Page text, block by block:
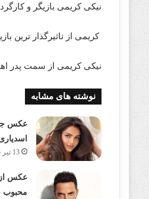
نیکی کریمی بازیگر و کارگردان ایرانی متولد
کریمی از تاثیرگذار ترین بازیگران پس از انقلاب 1357
نیکی کریمی از سمت پدر
نوشته های مشابه
عکس
13 تیر 1405
عکس
محبوب